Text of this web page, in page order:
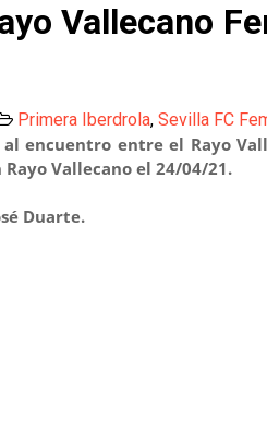
Vallecano
Primera Iberdrola, Sevilla FC
encuentro entre el Rayo
Vallecano el 24/04/21.
Duarte.